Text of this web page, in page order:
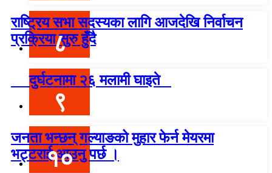
राष्ट्रिय सभा सदस्यका लागि आजदेखि निर्वाचन
प्रक्रिया सुरु हुँदै
८
दुर्घटनामा २६ मलामी घाइते
९
जनता भन्छन् गल्याङको मुहार फेर्न मेयरमा
भट्टराई आउनु पर्छ ।
१०